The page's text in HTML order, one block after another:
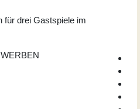
für drei Gastspiele im